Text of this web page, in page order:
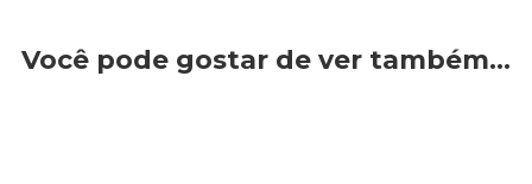
Você pode gostar de ver também…